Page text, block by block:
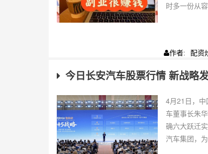
时多一份从
作者: 配资
今日长安汽车股票行情 新战略
4月21日，中
车董事长朱
确六大跃迁
汽车集团，